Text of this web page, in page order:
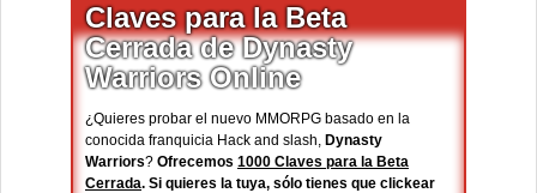
Claves para la Beta
Cerrada de Dynasty
Warriors Online
¿Quieres probar el nuevo MMORPG basado en la
conocida franquicia Hack and slash, Dynasty
Warriors? Ofrecemos 1000 Claves para la Beta
Cerrada. Si quieres la tuya, sólo tienes que clickear